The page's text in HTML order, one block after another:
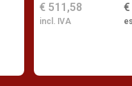
€
€ 511,58
incl. IVA